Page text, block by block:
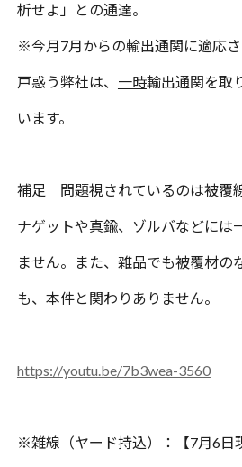
析せよ」との通達。
※今月7月からの輸出通関に適応
戸惑う弊社は、 一時輸出通関を取
います。
補足 問題視されているのは被覆
ナゲットや真鍮、ゾルバなどには
ません。また、雑品でも被覆材の
も、本件と関わりありません。
https://youtu.be/7b3wea-3560
※雑線（ヤード持込）：【7月6日